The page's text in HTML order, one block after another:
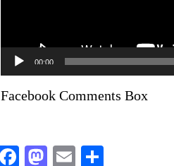
00:00
Facebook Comments Box
Facebook
Mastodon
Email